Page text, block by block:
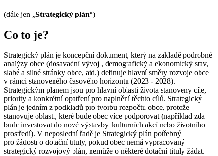
(dále jen „Strategický plán“)
Co to je?
Strategický plán je koncepční dokument, který na základě podrobné
analýzy obce (dosavadní vývoj , demografický a ekonomický stav,
slabé a silné stránky obce, atd.) definuje hlavní směry rozvoje obce
v rámci stanoveného časového horizontu (2023 - 2028).
Strategickým plánem jsou pro hlavní oblasti života stanoveny cíle,
priority a konkrétní opatření pro naplnění těchto cílů. Strategický
plán je jedním z podkladů pro tvorbu rozpočtu obce, protože
stanovuje oblasti, které bude obec více podporovat (například zda
bude investovat do nové výstavby, kulturních akcí nebo životního
prostředí). V neposlední řadě je Strategický plán potřebný
pro žádosti o dotační tituly, pokud obec nemá vypracovaný
strategický rozvojový plán, nemůže o některé dotační tituly žádat.